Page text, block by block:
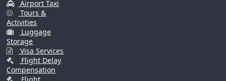
Airport Taxi
Tours &
Activities
Luggage
Storage
Visa Services
Flight Delay
Compensation